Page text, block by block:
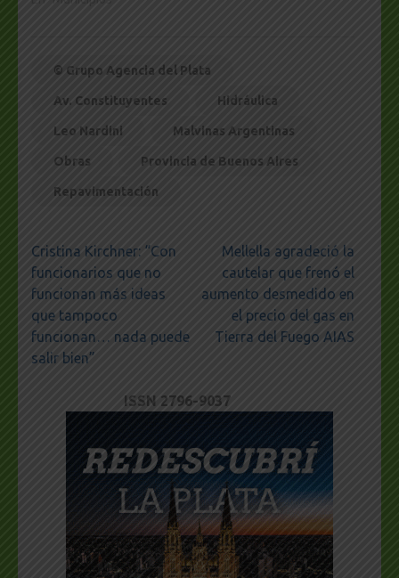
© Grupo Agencia del Plata
Av. Constituyentes Hidráulica
Leo Nardini Malvinas Argentinas
Obras Provincia de Buenos Aires
Repavimentación
Navegación
de
entradas
Cristina Kirchner: “Con
funcionarios que no
funcionan más ideas
que tampoco
funcionan… nada puede
salir bien”
Mellella agradeció la
cautelar que frenó el
aumento desmedido en
el precio del gas en
Tierra del Fuego AIAS
ISSN 2796-9037